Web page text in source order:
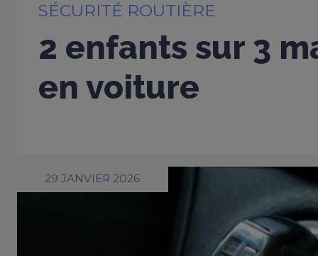
SÉCURITÉ ROUTIÈRE
2 enfants sur 3
en voiture
29 JANVIER 2026